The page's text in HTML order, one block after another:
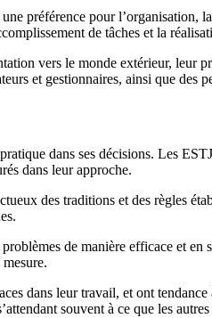
préférence pour l’organisation,
de tâches et la
vers le monde extérieur, leur
et gestionnaires, ainsi que des
dans ses décisions. Les
dans leur approche.
des traditions et des règles
de manière efficace et
dans leur travail, et ont
souvent à ce que les